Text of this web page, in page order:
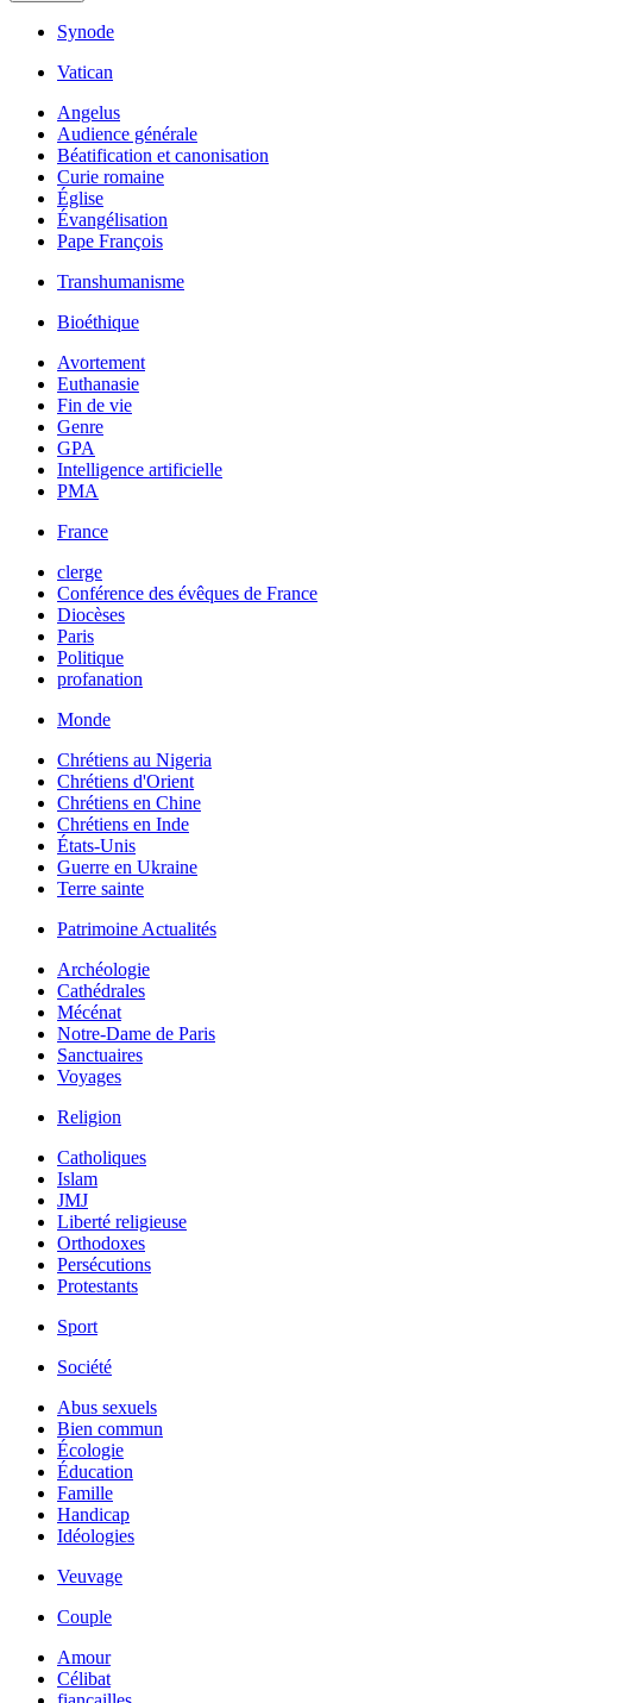
Synode
Vatican
Angelus
Audience générale
Béatification et canonisation
Curie romaine
Église
Évangélisation
Pape François
Transhumanisme
Bioéthique
Avortement
Euthanasie
Fin de vie
Genre
GPA
Intelligence artificielle
PMA
France
clerge
Conférence des évêques de France
Diocèses
Paris
Politique
profanation
Monde
Chrétiens au Nigeria
Chrétiens d'Orient
Chrétiens en Chine
Chrétiens en Inde
États-Unis
Guerre en Ukraine
Terre sainte
Patrimoine Actualités
Archéologie
Cathédrales
Mécénat
Notre-Dame de Paris
Sanctuaires
Voyages
Religion
Catholiques
Islam
JMJ
Liberté religieuse
Orthodoxes
Persécutions
Protestants
Sport
Société
Abus sexuels
Bien commun
Écologie
Éducation
Famille
Handicap
Idéologies
Veuvage
Couple
Amour
Célibat